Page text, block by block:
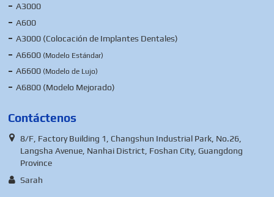
A3000
A600
A3000 (Colocación de Implantes Dentales)
A6600 (Modelo Estándar)
A6600 (Modelo de Lujo)
A6800 (Modelo Mejorado)
Contáctenos
8/F, Factory Building 1, Changshun Industrial Park, No.26,
Langsha Avenue, Nanhai District, Foshan City, Guangdong
Province
Sarah